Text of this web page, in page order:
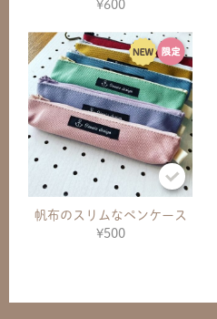
¥600
帆布のスリムなペンケース
¥500